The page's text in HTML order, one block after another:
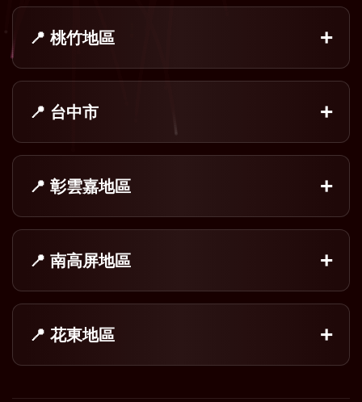
📍 桃竹地區
📍 台中市
📍 彰雲嘉地區
📍 南高屏地區
📍 花東地區